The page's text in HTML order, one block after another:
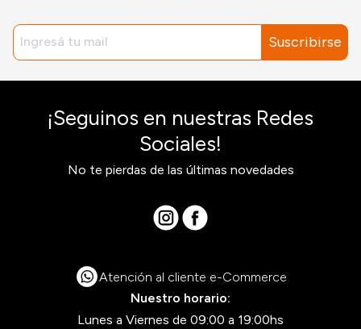
Suscribirse
¡Seguinos en nuestras Redes
Sociales!
No te pierdas de las últimas novedades
Atención al cliente e-Commerce
Nuestro horario:
Lunes a Viernes de 09:00 a 19:00hs